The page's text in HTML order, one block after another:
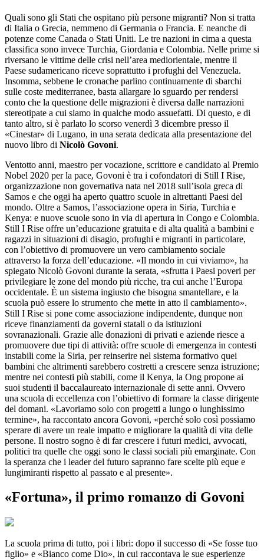
Quali sono gli Stati che ospitano più persone migranti? Non si tratta
di Italia o Grecia, nemmeno di Germania o Francia. E neanche di
potenze come Canada o Stati Uniti. Le tre nazioni in cima a questa
classifica sono invece Turchia, Giordania e Colombia. Nelle prime si
riversano le vittime delle crisi nell’area mediorientale, mentre il
Paese sudamericano riceve soprattutto i profughi del Venezuela.
Insomma, sebbene le cronache parlino continuamente di sbarchi
sulle coste mediterranee, basta allargare lo sguardo per rendersi
conto che la questione delle migrazioni è diversa dalle narrazioni
stereotipate a cui siamo in qualche modo assuefatti. Di questo, e di
tanto altro, si è parlato lo scorso venerdì 3 dicembre presso il
«Cinestar» di Lugano, in una serata dedicata alla presentazione del
nuovo libro di Nicolò Govoni.
Ventotto anni, maestro per vocazione, scrittore e candidato al Premio
Nobel 2020 per la pace, Govoni è tra i cofondatori di Still I Rise,
organizzazione non governativa nata nel 2018 sull’isola greca di
Samos e che oggi ha aperto quattro scuole in altrettanti Paesi del
mondo. Oltre a Samos, l’associazione opera in Siria, Turchia e
Kenya: e nuove scuole sono in via di apertura in Congo e Colombia.
Still I Rise offre un’educazione gratuita e di alta qualità a bambini e
ragazzi in situazioni di disagio, profughi e migranti in particolare,
con l’obiettivo di promuovere un vero cambiamento sociale
attraverso la forza dell’educazione. «Il mondo in cui viviamo», ha
spiegato Nicolò Govoni durante la serata, «sfrutta i Paesi poveri per
privilegiare le zone del mondo più ricche, tra cui anche l’Europa
occidentale. È un sistema ingiusto che bisogna smantellare, e la
scuola può essere lo strumento che mette in atto il cambiamento».
Still I Rise si pone come associazione indipendente, dunque non
riceve finanziamenti da governi statali o da istituzioni
sovranazionali. Grazie alle donazioni di privati e aziende riesce a
promuovere due tipi di attività: offre scuole di emergenza in contesti
instabili come la Siria, per reinserire nel sistema formativo quei
bambini che altrimenti sarebbero costretti a crescere senza istruzione;
mentre nei contesti più stabili, come il Kenya, la Ong propone ai
suoi studenti il baccalaureato internazionale di sette anni. Ovvero
una scuola di eccellenza con l’obiettivo di formare la classe dirigente
del domani. «Lavoriamo solo con progetti a lungo o lunghissimo
termine», ha raccontato ancora Govoni, «perché solo così possiamo
sperare di avere un reale impatto e migliorare la qualità di vita delle
persone. Il nostro sogno è di far crescere i futuri medici, avvocati,
politici tra quelle che oggi sono le classi sociali più emarginate. Con
la speranza che i leader del futuro sapranno fare scelte più eque e
lungimiranti rispetto al passato e al presente».
«Fortuna», il primo romanzo di Govoni
La scuola prima di tutto, poi i libri: dopo il successo di «Se fosse tuo
figlio» e «Bianco come Dio», in cui raccontava le sue esperienze